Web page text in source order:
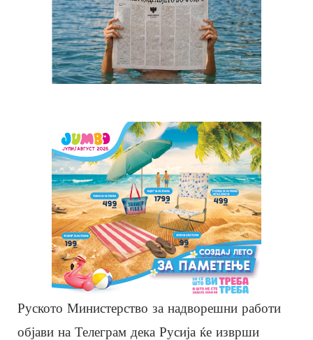
Руското Министерство за надворешни работи
објави на Телеграм дека Русија ќе изврши